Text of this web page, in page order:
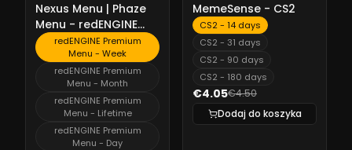
Nexus Menu | Phaze
Menu - redENGINE
Premium Menu
redENGINE Premium
Menu - Week
redENGINE Premium
Menu - Month
redENGINE Premium
Menu - Lifetime
redENGINE Premium
Menu - Day
MemeSense - CS2
CS2 - 14 days
CS2 - 31 days
CS2 - 90 days
CS2 - 180 days
€4.05€4.50
Dodaj do koszyka